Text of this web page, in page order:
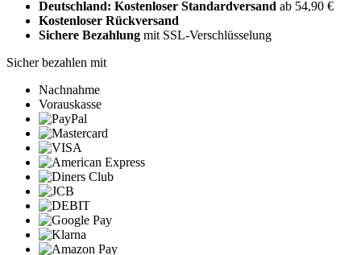
Deutschland: Kostenloser Standardversand ab 54,90 €
Kostenloser Rückversand
Sichere Bezahlung mit SSL-Verschlüsselung
Sicher bezahlen mit
Nachnahme
Vorauskasse